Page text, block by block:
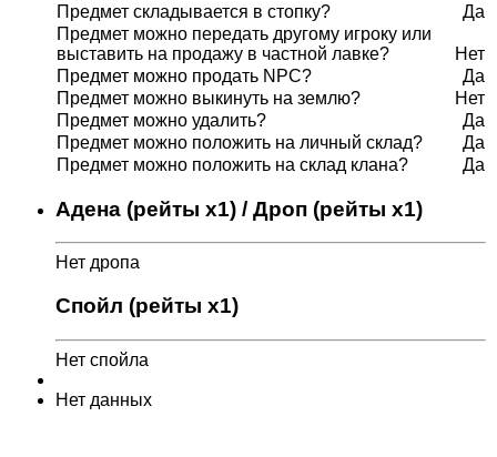
Предмет складывается в стопку?
Да
Предмет можно передать другому игроку или
выставить на продажу в частной лавке?
Нет
Предмет можно продать NPC?
Да
Предмет можно выкинуть на землю?
Нет
Предмет можно удалить?
Да
Предмет можно положить на личный склад?
Да
Предмет можно положить на склад клана?
Да
Адена (рейты x1) / Дроп (рейты x1)
Нет дропа
Спойл (рейты x1)
Нет спойла
Нет данных